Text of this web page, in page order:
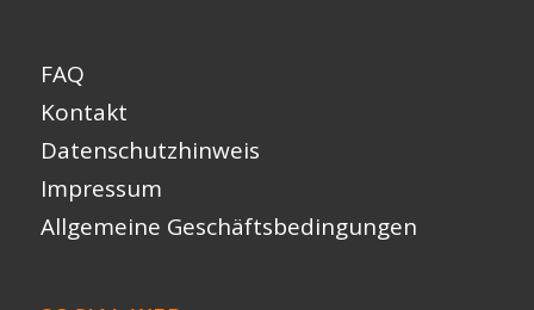
FAQ
Kontakt
Datenschutzhinweis
Impressum
Allgemeine Geschäftsbedingungen